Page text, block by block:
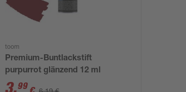
toom
Premium-Buntlackstift
purpurrot glänzend 12 ml
99